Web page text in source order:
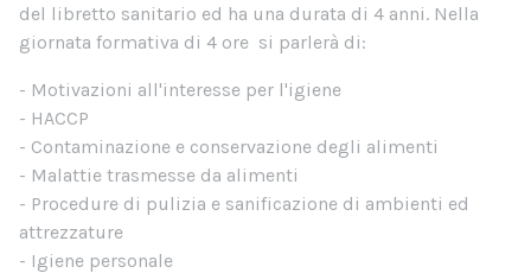
del libretto sanitario ed ha una durata di 4 anni. Nella
giornata formativa di 4 ore si parlerà di:
- Motivazioni all'interesse per l'igiene
- HACCP
- Contaminazione e conservazione degli alimenti
- Malattie trasmesse da alimenti
- Procedure di pulizia e sanificazione di ambienti ed
attrezzature
- Igiene personale